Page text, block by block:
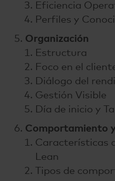
Eficiencia
Perfiles y
Organización
Estructura
Foco en el
Diálogo del
Gestión Visible
Día de inicio y
Comportamiento
Características
Lean
Tipos de